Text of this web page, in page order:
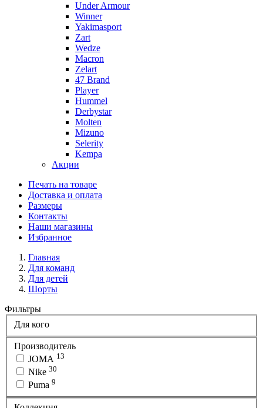
Under Armour
Winner
Yakimasport
Zart
Wedze
Macron
Zelart
47 Brand
Player
Hummel
Derbystar
Molten
Mizuno
Selerity
Kempa
Акции
Печать на товаре
Доставка и оплата
Размеры
Контакты
Наши магазины
Избранное
Главная
Для команд
Для детей
Шорты
Фильтры
Для кого
Производитель
JOMA 13
Nike 30
Puma 9